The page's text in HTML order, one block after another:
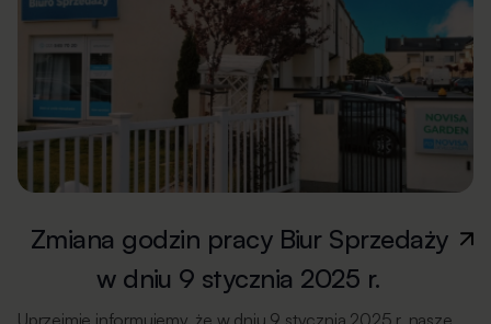
Zmiana godzin pracy Biur Sprzedaży
w dniu 9 stycznia 2025 r.